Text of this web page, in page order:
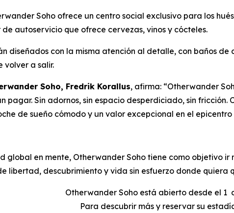
Soho ofrece un centro social exclusivo para los
autoservicio que ofrece cervezas, vinos y cócteles.
diseñados con la misma atención al detalle, con baños
volver a salir.
Soho, Fredrik Korallus, afirma: “Otherwander
pagar. Sin adornos, sin espacio desperdiciado, sin
de sueño cómodo y un valor excepcional en el
global en mente, Otherwander Soho tiene como objetivo
libertad, descubrimiento y vida sin esfuerzo donde quiera
Otherwander Soho está abierto desde el 1
Para descubrir más y reservar su